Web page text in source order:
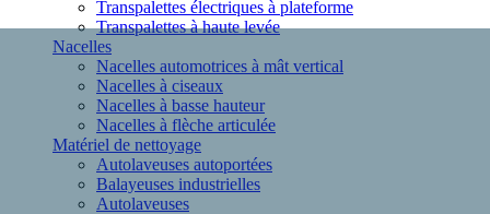
Transpalettes électriques à plateforme
Transpalettes à haute levée
Nacelles
Nacelles automotrices à mât vertical
Nacelles à ciseaux
Nacelles à basse hauteur
Nacelles à flèche articulée
Matériel de nettoyage
Autolaveuses autoportées
Balayeuses industrielles
Autolaveuses